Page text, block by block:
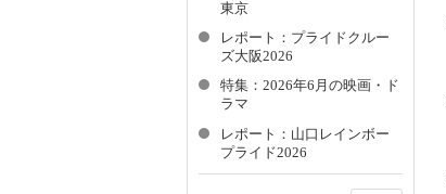
東京
レポート：プライドクルー
ズ大阪2026
特集：2026年6月の映画・ド
ラマ
レポート：山口レインボー
プライド2026